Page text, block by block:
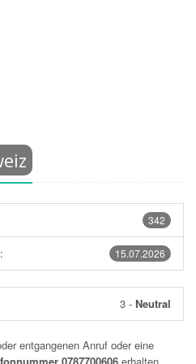
342
15.07.2026
3 - Neutral
entgangenen Anruf oder eine